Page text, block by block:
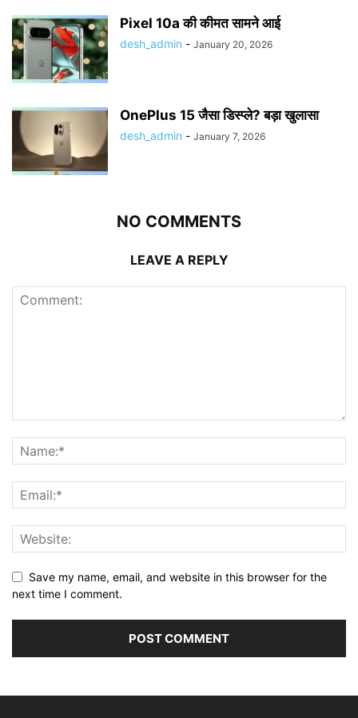
Pixel 10a की कीमत सामने आई
desh_admin - January 20, 2026
OnePlus 15 जैसा डिस्प्ले? बड़ा खुलासा
desh_admin - January 7, 2026
NO COMMENTS
LEAVE A REPLY
Save my name, email, and website in this browser for the
next time I comment.